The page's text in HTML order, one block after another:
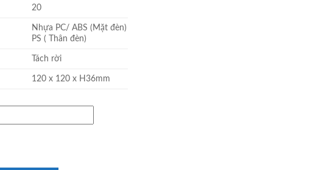
20
Nhựa PC/ ABS (Mặt đèn)
PS ( Thân đèn)
Tách rời
120 x 120 x H36mm